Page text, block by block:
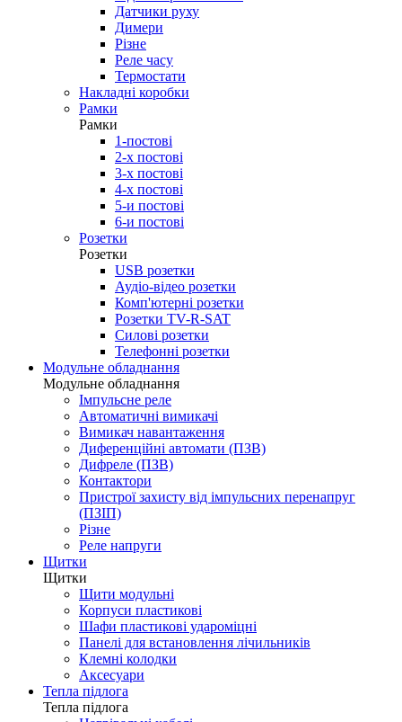
Датчики руху
Димери
Різне
Реле часу
Термостати
Накладні коробки
Рамки
Рамки
1-постові
2-х постові
3-х постові
4-х постові
5-и постові
6-и постові
Розетки
Розетки
USB розетки
Аудіо-відео розетки
Комп'ютерні розетки
Розетки TV-R-SAT
Силові розетки
Телефонні розетки
Модульне обладнання
Модульне обладнання
Імпульсне реле
Автоматичні вимикачі
Вимикач навантаження
Диференційні автомати (ПЗВ)
Дифреле (ПЗВ)
Контактори
Пристрої захисту від імпульсних перенапруг
(ПЗІП)
Різне
Реле напруги
Щитки
Щитки
Щити модульні
Корпуси пластикові
Шафи пластикові удароміцні
Панелі для встановлення лічильників
Клемні колодки
Аксесуари
Тепла підлога
Тепла підлога